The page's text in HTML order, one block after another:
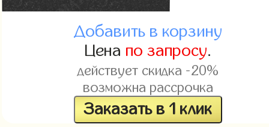
Добавить в корзину
Цена по запросу.
действует скидка -20%
возможна рассрочка
Заказать в 1 клик